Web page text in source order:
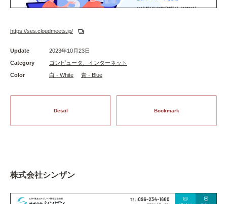
https://ses.cloudmeets.jp/
Update
2023年10月23日
Category
コンピュータ、インターネット
Color
白 - White 青 - Blue
Detail Bookmark
株式会社シンザン